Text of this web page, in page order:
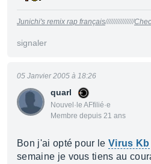
Junichi's remix rap français////////////////
signaler
quarl
Nouvel·le AFfilié·e
Membre depuis 21 ans
05 Janvier 2005 à 18:26
Bon j'ai opté pour leVirus Kb
semaine je vous tiens au